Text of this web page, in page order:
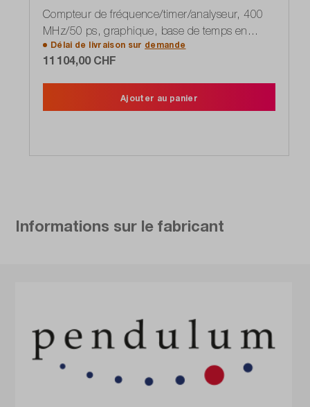
Compteur de fréquence/timer/analyseur, 400
MHz/50 ps, graphique, base de temps en
rubidium incluse
Délai de livraison sur demande
11 104,00 CHF
Ajouter au panier
Informations sur le fabricant